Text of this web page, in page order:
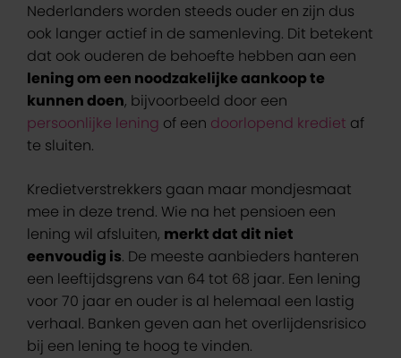
Nederlanders worden steeds ouder en zijn dus
ook langer actief in de samenleving. Dit betekent
dat ook ouderen de behoefte hebben aan een
lening om een noodzakelijke aankoop te
kunnen doen, bijvoorbeeld door een
persoonlijke lening of een doorlopend krediet af
te sluiten.
Kredietverstrekkers gaan maar mondjesmaat
mee in deze trend. Wie na het pensioen een
lening wil afsluiten, merkt dat dit niet
eenvoudig is. De meeste aanbieders hanteren
een leeftijdsgrens van 64 tot 68 jaar. Een lening
voor 70 jaar en ouder is al helemaal een lastig
verhaal. Banken geven aan het overlijdensrisico
bij een lening te hoog te vinden.